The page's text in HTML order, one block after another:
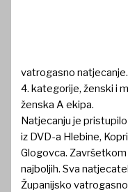
vatrogasno
4. kategorije, ženski i
ženska A ekipa.
Natjecanju je
iz DVD-a Hlebine,
Glogovca.
najboljih. Sva
Županijsko